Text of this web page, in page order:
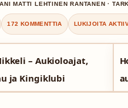
MATTI LEHTINEN RANTANEN ·
172 KOMMENTTIA LUKIJOITA
– Aukioloajat,
ja Kingiklubi